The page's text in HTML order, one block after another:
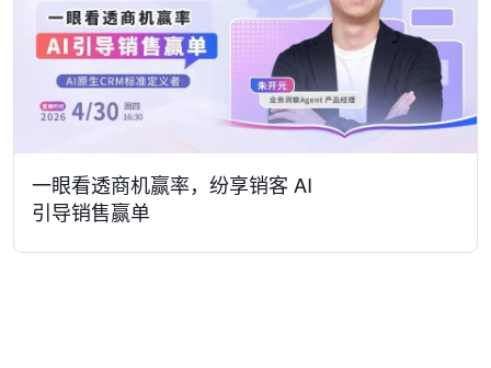
一眼看透商机赢率，纷享销客 AI
引导销售赢单